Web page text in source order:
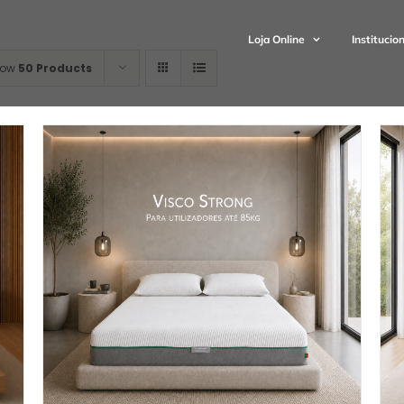
Loja Online
50 Products